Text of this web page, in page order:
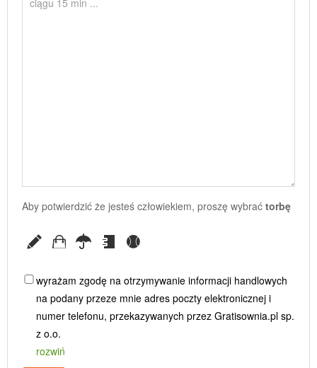
Aby potwierdzić że jesteś człowiekiem, proszę wybrać torbę
wyrażam zgodę na otrzymywanie informacji handlowych
na podany przeze mnie adres poczty elektronicznej i
numer telefonu, przekazywanych przez Gratisownia.pl sp.
z o.o.
rozwiń